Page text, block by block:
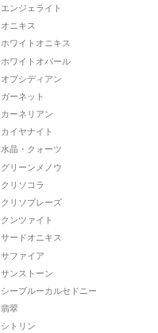
エンジェライト
オニキス
ホワイトオニキス
ホワイトオパール
オブシディアン
ガーネット
カーネリアン
カイヤナイト
水晶・クォーツ
グリーンメノウ
クリソコラ
クリソプレーズ
クンツァイト
サードオニキス
サファイア
サンストーン
シーブルーカルセドニー
翡翠
シトリン